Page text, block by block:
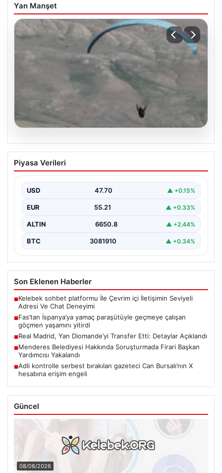
Yan Manşet
07.08.2026
Fas’tan İspanya’ya yamaç paraşütüyle
geçmeye çalışan göçmen yaşamını
Piyasa Verileri
USD 47.70 ▲ +0.15%
EUR 55.21 ▲ +0.33%
ALTIN 6650.8 ▲ +2.44%
BTC 3081910 ▲ +0.34%
Son Eklenen Haberler
■Kelebek sohbet platformu İle Çevrim içi İletişimin Seviyeli
Adresi Ve Chat Deneyimi
■Fas’tan İspanya’ya yamaç paraşütüyle geçmeye çalışan
göçmen yaşamını yitirdi
■Real Madrid, Yan Diomande’yi Transfer Etti: Detaylar Açıklandı
■Menderes Belediyesi Hakkında Soruşturmada Firari Başkan
Yardımcısı Yakalandı
■Adli kontrolle serbest bırakılan gazeteci Can Bursalı’nın X
hesabına erişim engeli
Güncel
08/08/2026